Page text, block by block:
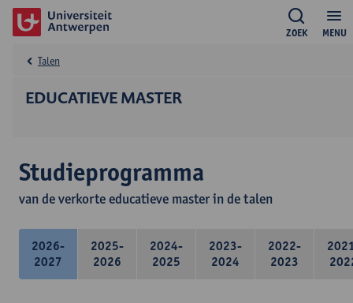
MENU
ZOEK
EDUCATIEVE MASTER
Talen
Studieprogramma
van de verkorte educatieve master in de talen
2026-
2027
2025-
2026
2024-
2025
2023-
2024
2022-
2023